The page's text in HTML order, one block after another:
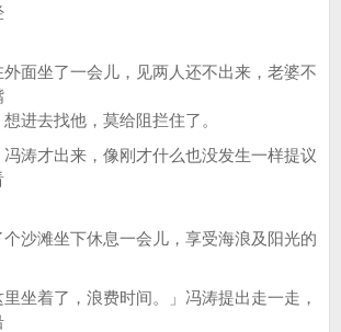
坐了一会儿，见两人还不出来，老婆不
进去找他，莫给阻拦住了。
才出来，像刚才什么也没发生一样提议
滩坐下休息一会儿，享受海浪及阳光的
着了，浪费时间。」冯涛提出走一走，